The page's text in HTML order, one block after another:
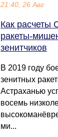
21:40, 26 Авг
Как расчеты
ракеты-
зенитчиков
В 2019 году
зенитных
Астраханью
восемь
ми...